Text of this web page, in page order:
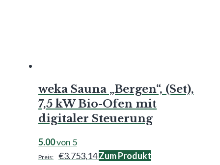
weka Sauna „Bergen“, (Set),
7,5 kW Bio-Ofen mit
digitaler Steuerung
5.00von 5
€3.753,14Zum Produkt